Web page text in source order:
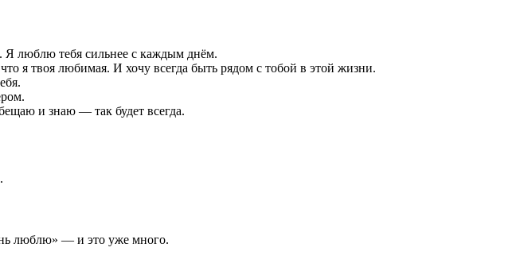
Я люблю тебя сильнее с каждым днём.
я твоя любимая. И хочу всегда быть рядом с тобой в этой жизни.
и знаю — так будет всегда.
люблю» — и это уже много.